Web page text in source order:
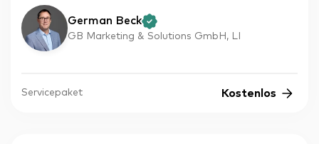
German Beck
GB Marketing & Solutions GmbH, LI
Servicepaket Kostenlos